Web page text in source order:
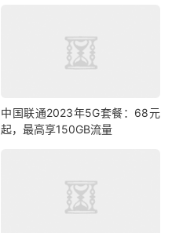
中国联通2023年5G套餐：68元
起，最高享150GB流量